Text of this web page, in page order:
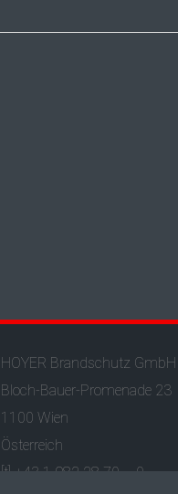
HOYER Brandschutz GmbH
Bloch-Bauer-Promenade 23
1100 Wien
Österreich
[t] +43 1 982 28 70 – 0